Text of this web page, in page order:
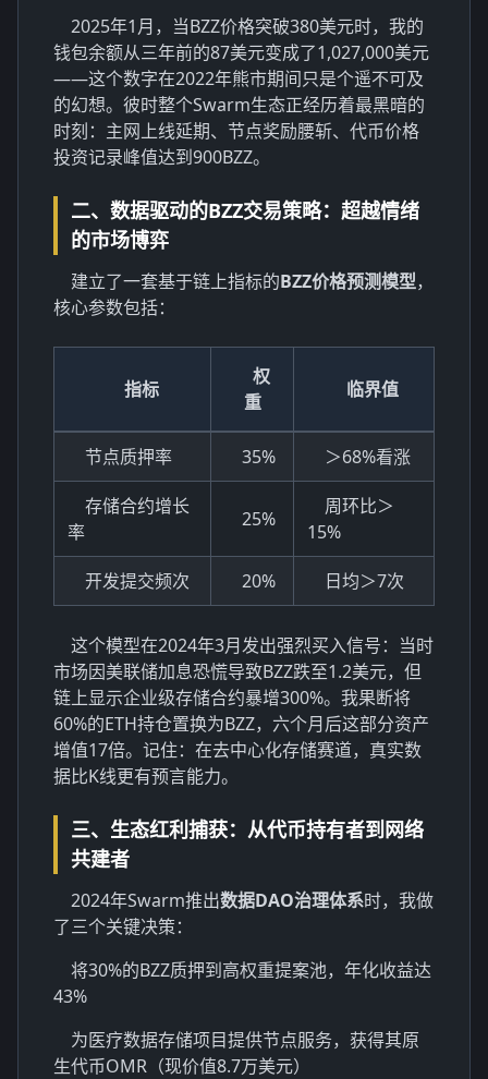
2025年1月，当BZZ价格突破380美元时，我的
钱包余额从三年前的87美元变成了1,027,000美元
——这个数字在2022年熊市期间只是个遥不可及
的幻想。彼时整个Swarm生态正经历着最黑暗的
时刻：主网上线延期、节点奖励腰斩、代币价格
投资记录峰值达到900BZZ。
二、数据驱动的BZZ交易策略：超越情绪
的市场博弈
建立了一套基于链上指标的BZZ价格预测模型，
核心参数包括：
指标
权
重
临界值
节点质押率 35% ＞68%看涨
存储合约增长
率
25%
周环比＞
15%
开发提交频次 20% 日均＞7次
这个模型在2024年3月发出强烈买入信号：当时
市场因美联储加息恐慌导致BZZ跌至1.2美元，但
链上显示企业级存储合约暴增300%。我果断将
60%的ETH持仓置换为BZZ，六个月后这部分资产
增值17倍。记住：在去中心化存储赛道，真实数
据比K线更有预言能力。
三、生态红利捕获：从代币持有者到网络
共建者
2024年Swarm推出数据DAO治理体系时，我做
了三个关键决策：
将30%的BZZ质押到高权重提案池，年化收益达
43%
为医疗数据存储项目提供节点服务，获得其原
生代币OMR（现价值8.7万美元）